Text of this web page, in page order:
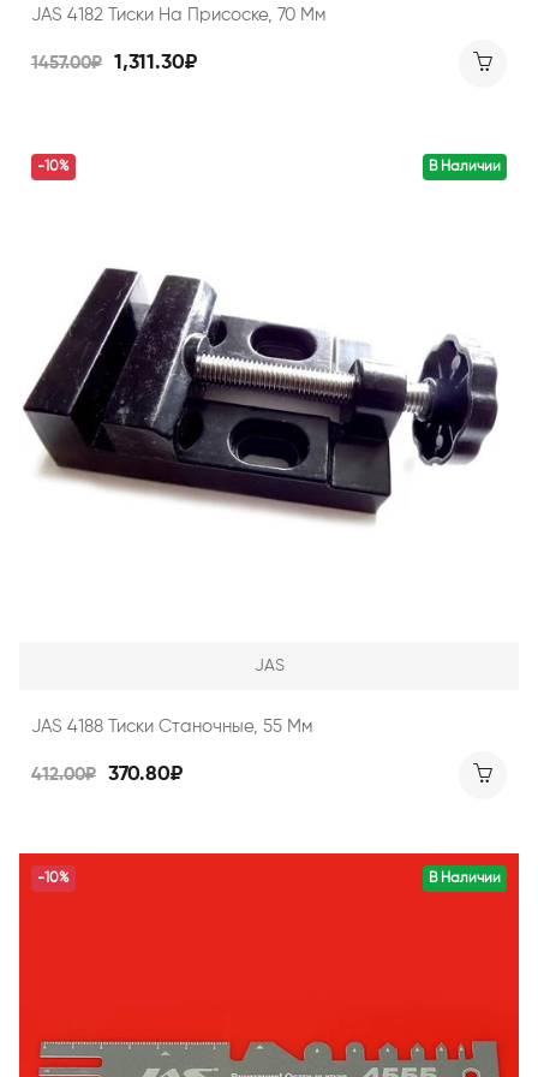
JAS 4182 Тиски На Присоске, 70 Мм
1457.00₽ 1,311.30₽
В Наличии
-10%
JAS
JAS 4188 Тиски Станочные, 55 Мм
412.00₽ 370.80₽
В Наличии
-10%